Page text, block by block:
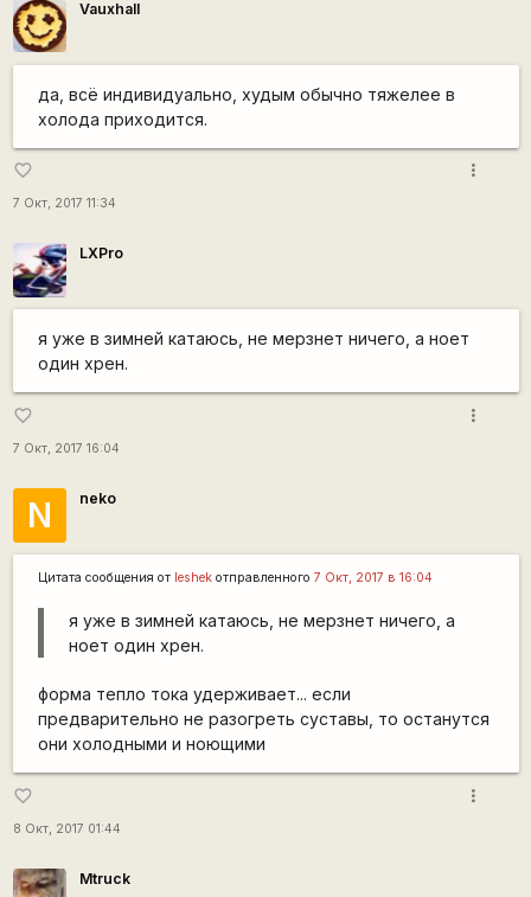
Vauxhall
да, всё индивидуально, худым обычно тяжелее в
холода приходится.
favorite_border
7 Окт, 2017 11:34
more_vert
LXPro
я уже в зимней катаюсь, не мерзнет ничего, а ноет
один хрен.
favorite_border
7 Окт, 2017 16:04
more_vert
N neko
Цитата сообщения от leshekотправленного 7 Окт, 2017 в 16:04
я уже в зимней катаюсь, не мерзнет ничего, а
ноет один хрен.
форма тепло тока удерживает... если
предварительно не разогреть суставы, то останутся
они холодными и ноющими
favorite_border
8 Окт, 2017 01:44
more_vert
Mtruck